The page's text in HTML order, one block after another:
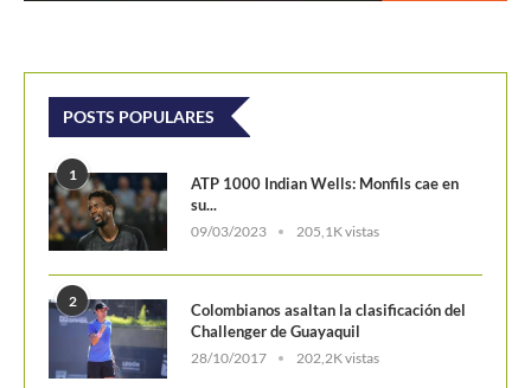
POSTS POPULARES
1
ATP 1000 Indian Wells: Monfils cae en
su...
09/03/2023 205,1K vistas
2
Colombianos asaltan la clasificación del
Challenger de Guayaquil
28/10/2017 202,2K vistas